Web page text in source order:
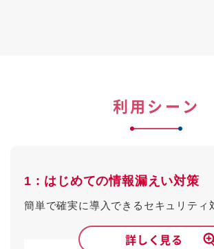
利用シーン
1 : はじめての情報漏えい対策
簡単で確実に導入できるセキュリティ
詳しく見る